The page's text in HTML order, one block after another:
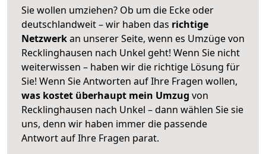
Sie wollen umziehen? Ob um die Ecke oder
deutschlandweit – wir haben das richtige
Netzwerkan unserer Seite, wenn es Umzüge von
Recklinghausen nach Unkel geht! Wenn Sie nicht
weiterwissen – haben wir die richtige Lösung für
Sie! Wenn Sie Antworten auf Ihre Fragen wollen,
was kostet überhaupt mein Umzug von
Recklinghausen nach Unkel – dann wählen Sie sie
uns, denn wir haben immer die passende
Antwort auf Ihre Fragen parat.